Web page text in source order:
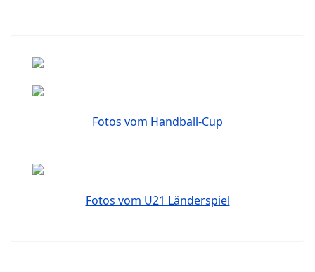
Fotos vom Handball-Cup
Fotos vom U21 Länderspiel